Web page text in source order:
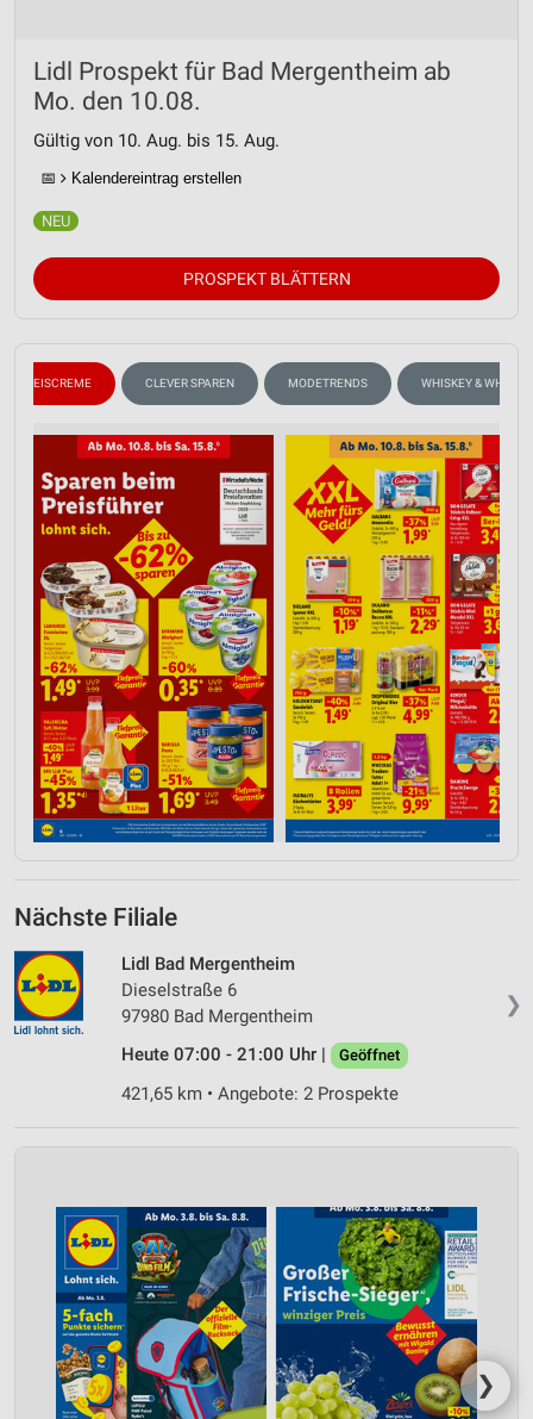
Lidl Prospekt für Bad Mergentheim ab
Mo. den 10.08.
Gültig von 10. Aug. bis 15. Aug.
📅 Kalendereintrag erstellen
PROSPEKT BLÄTTERN
EISCREME CLEVER SPAREN MODETRENDS WHISKEY & WHISKY
Nächste Filiale
❯
Lidl Bad Mergentheim
Dieselstraße 6
97980 Bad Mergentheim
Heute 07:00 - 21:00 Uhr |
Geöffnet
421,65 km • Angebote: 2 Prospekte
❯